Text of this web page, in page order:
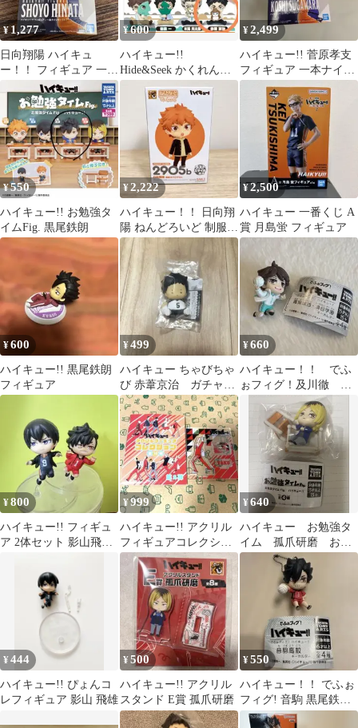
¥1,277
日向翔陽 ハイキュ
ー！！ フィギュア 一本
ナイッサー！！
¥600
ハイキュー!!
Hide&Seek かくれんぼ
フィギュア
¥2,499
ハイキュー!! 菅原孝支
フィギュア 一本ナイッ
サー!!
¥550
ハイキュー!! お勉強タ
イムFig. 黒尾鉄朗
¥2,222
ハイキュー！！ 日向翔
陽 ねんどろいど 制服オ
ドロキver. ラストスマ
イル賞
¥2,500
ハイキュー 一番くじ A
賞 月島蛍 フィギュア
¥600
ハイキュー!! 黒尾鉄朗
フィギュア
¥499
ハイキュー ちゃびちゃ
び 赤葦京治 ガチャガ
チャ
¥660
ハイキュー！！ でふ
ぉフィグ！及川徹 ガ
¥800
ハイキュー!! フィギュ
ア 2体セット 影山飛雄
ょんコレ
¥999
ハイキュー!! アクリル
フィギュアコレクショ
ン 第2弾 夜久衛輔
¥640
ハイキュー お勉強タ
イム 孤爪研磨 お勉
強タイムfig 音駒
¥444
ハイキュー!! ぴょんコ
レフィギュア 影山 飛雄
¥500
ハイキュー!! アクリル
スタンド E賞 孤爪研磨
¥550
ハイキュー！！ でふぉ
フィグ! 音駒 黒尾鉄
朗 フィギュア